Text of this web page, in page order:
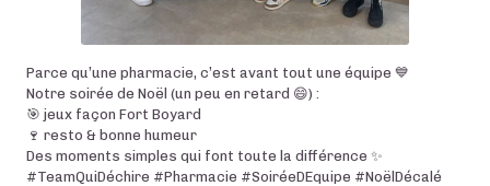
Parce qu’une pharmacie, c’est avant tout une équipe 💙
Notre soirée de Noël (un peu en retard 😄) :
🎯 jeux façon Fort Boyard
🍷 resto & bonne humeur
Des moments simples qui font toute la différence ✨
#TeamQuiDéchire #Pharmacie #SoiréeDEquipe #NoëlDécalé